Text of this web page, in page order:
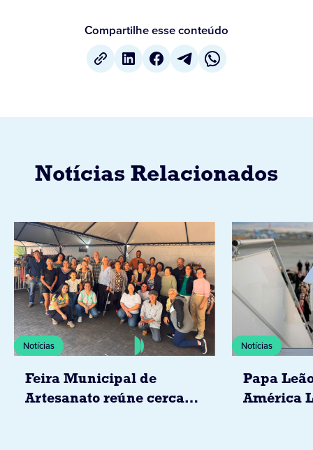
Compartilhe esse conteúdo
Notícias Relacionados
Notícias
Feira Municipal de
Artesanato reúne cerca
Notícias
Papa
América